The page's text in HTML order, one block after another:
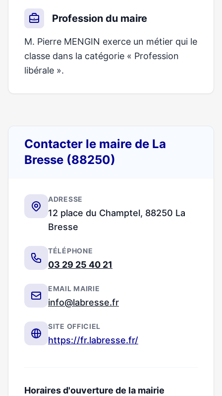
Profession du maire
M. Pierre MENGIN exerce un métier qui le
classe dans la catégorie « Profession
libérale ».
Contacter le maire de La
Bresse (88250)
ADRESSE
12 place du Champtel, 88250 La
Bresse
TÉLÉPHONE
03 29 25 40 21
EMAIL MAIRIE
info@labresse.fr
SITE OFFICIEL
https://fr.labresse.fr/
Horaires d'ouverture de la mairie